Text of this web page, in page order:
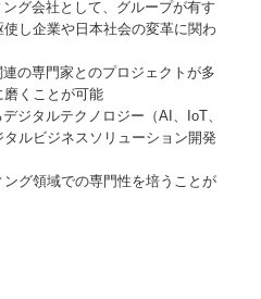
グ会社として、グループが有す
し企業や日本社会の変革に関わ
の専門家とのプロジェクトが多
磨くことが可能
ジタルテクノロジー（AI、IoT、
ルビジネスソリューション開発
ング領域での専門性を培うことが